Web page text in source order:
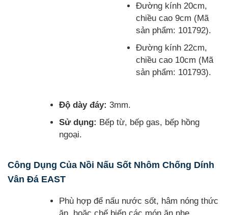
Đường kính 20cm,
chiều cao 9cm (Mã
sản phẩm: 101792).
Đường kính 22cm,
chiều cao 10cm (Mã
sản phẩm: 101793).
Độ dày đáy: 3mm.
Sử dụng: Bếp từ, bếp gas, bếp hồng
ngoại.
Công Dụng Của Nồi Nấu Sốt Nhôm Chống Dính
Vân Đá EAST
Phù hợp để nấu nước sốt, hâm nóng thức
ăn, hoặc chế biến các món ăn nhẹ.